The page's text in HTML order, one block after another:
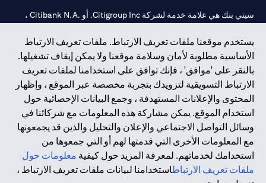
يستخدم موقعنا ملفات تعريف الارتباط. ملفات تعريف الارتباط
الأساسية مطلوبة لأمان وسلامة موقعنا ولا يمكن إيقاف تشغيلها.
بالنقر على 'موافق' ، فإنك توافق على استخدامنا لملفات تعريف
الارتباط التسويقية لتزويدك بتجربة مخصصة عبر الموقع ، وإظهار
المحتوى والإعلانات المستهدفة ، وجمع البيانات الإحصائية حول
استخدام الموقع. يمكن مشاركة هذه المعلومات مع شركائنا في
وسائل التواصل الاجتماعي والإعلان والتحليل والذين قد يجمعونها
مع المعلومات الأخرى التي قدمتها لهم أو التي جمعوها من
استخدامك لخدماتهم. لمعرفة المزيد حول كيفية معلومات حول
ملفات تعريف الارتباطاستخدامنا لبيانات ملفات تعريف الارتباط ،
سيتي بنك هي علامة خدمة لشركة Citigroup Inc. أو .Citibank N.A ،
سيتي بنك إن. إيه. الإمارات مسجل لدى مصرف الإمارات المركزي تحت
أرقام التراخيص 202563 لفرع الوصل في دبي، 531989 لفرع مول
الإمارات في دبي، وCN-1002019لفرع أبوظبي. هاتف: 4000 311 04.
فرع سيتي بنك إن إيه - الإمارات العربية المتحدة مرخص من مصرف
الإمارات العربية المتحدة المركزي كفرع لبنك أجنبي.
سيتي بنك إن إيه الإمارات العربية المتحدة مرخص من هيئة الأوراق المالية
والسلع في الإمارات العربية المتحدة ("SCA") للقيام بالنشاط المالي لـ أ)
الاستشارات المالية والتعريف والترويج بموجب ترخيص رقم
20200000097 ب) وسيط تداول في الأسواق الدولية بموجب ترخيص